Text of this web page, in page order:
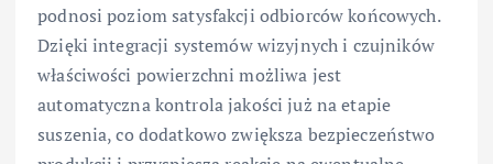
podnosi poziom satysfakcji odbiorców końcowych.
Dzięki integracji systemów wizyjnych i czujników
właściwości powierzchni możliwa jest
automatyczna kontrola jakości już na etapie
suszenia, co dodatkowo zwiększa bezpieczeństwo